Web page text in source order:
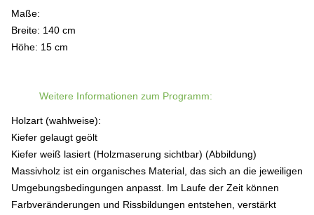
Maße:
Breite: 140 cm
Höhe: 15 cm
Weitere Informationen zum Programm:
Holzart (wahlweise):
Kiefer gelaugt geölt
Kiefer weiß lasiert (Holzmaserung sichtbar) (Abbildung)
Massivholz ist ein organisches Material, das sich an die jeweiligen
Umgebungsbedingungen anpasst. Im Laufe der Zeit können
Farbveränderungen und Rissbildungen entstehen, verstärkt